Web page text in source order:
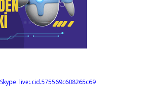
Skype: live:.cid.575569c608265c69